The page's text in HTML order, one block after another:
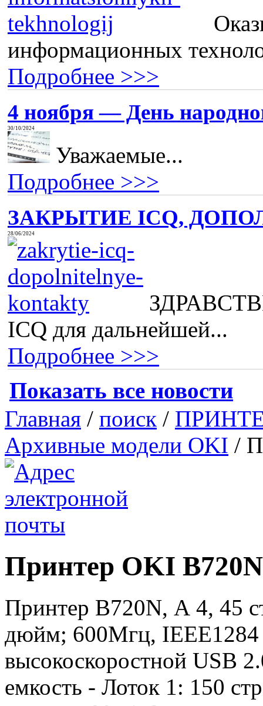
информационных
Подробнее >>>
4 ноября — День
30/10/2024
Уважаемые...
Подробнее >>>
ЗАКРЫТИЕ ICQ,
28/06/2024
ICQ для дальнейшей...
Подробнее >>>
Показать все новости
Главная / поиск /
Архивные модели OKI /
Принтер OKI B720N
Принтер B720N, А 4, 45
дюйм; 600Мгц, IEEE1284
высокоскоростной USB
емкость - Лоток 1: 150